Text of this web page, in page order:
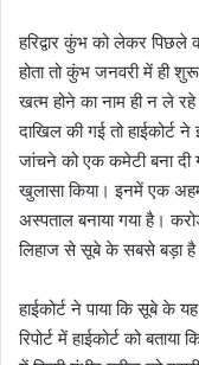
हरिद्वार कुंभ को लेकर
होता तो कुंभ जनवरी में ही
खत्म होने का नाम ही न ले
दाखिल की गई तो हाईकोर्ट
जांचने को एक कमेटी बना दी
खुलासा किया। इनमें एक अहम
अस्पताल बनाया गया है।
लिहाज से सूबे के सबसे बड़ा
हाईकोर्ट ने पाया कि सूबे के
रिपोर्ट में हाईकोर्ट को